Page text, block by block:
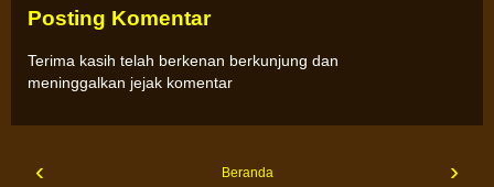
Posting Komentar
Terima kasih telah berkenan berkunjung dan
meninggalkan jejak komentar
‹ ›
Beranda